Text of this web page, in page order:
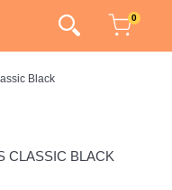
0
Black
BLACK